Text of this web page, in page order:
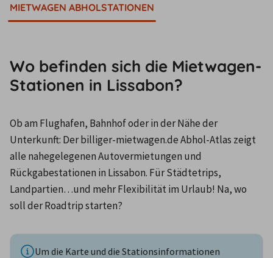
MIETWAGEN ABHOLSTATIONEN
Wo befinden sich die Mietwagen-
Stationen in Lissabon?
Ob am Flughafen, Bahnhof oder in der Nähe der
Unterkunft: Der billiger-mietwagen.de Abhol-Atlas zeigt
alle nahegelegenen Autovermietungen und
Rückgabestationen in Lissabon. Für Städtetrips,
Landpartien…und mehr Flexibilität im Urlaub! Na, wo
soll der Roadtrip starten?
Um die Karte und die Stationsinformationen